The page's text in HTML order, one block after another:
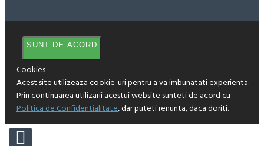
SUNT DE ACORD
Cookies
Acest site utilizeaza cookie-uri pentru a va imbunatati experienta.
Prin continuarea utilizarii acestui website sunteti de acord cu
Politica de Confidentialitate, dar puteti renunta, daca doriti.